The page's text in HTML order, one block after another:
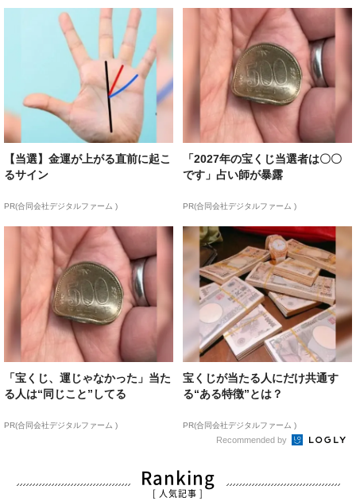
【当選】金運が上がる直前に起こ
るサイン
PR(合同会社デジタルファーム )
「2027年の宝くじ当選者は〇〇
です」占い師が暴露
PR(合同会社デジタルファーム )
「宝くじ、運じゃなかった」当た
る人は“同じこと”してる
PR(合同会社デジタルファーム )
宝くじが当たる人にだけ共通す
る“ある特徴”とは？
PR(合同会社デジタルファーム )
Recommended by
Ranking
[ 人気記事 ]